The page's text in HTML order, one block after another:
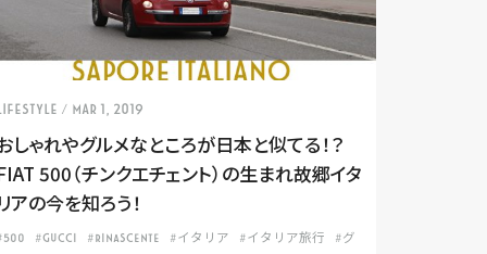
LIFESTYLE / Mar 1, 2019
しゃれやグルメなところが日本と似てる！？
500（チンクエチェント）の生まれ故郷イタ
リアの今を知ろう！
#GUCCI #RINASCENTE #イタリア #イタリア旅行
#グ